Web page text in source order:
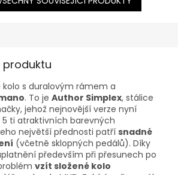
produktu
kolo s duralovým rámem a
. To je Author Simplex, stálice
jehož nejnovější verze nyní
ti atraktivních barevných
největší přednosti patří snadné
(včetně sklopných pedálů). Díky
především při přesunech po
vzít složené kolo